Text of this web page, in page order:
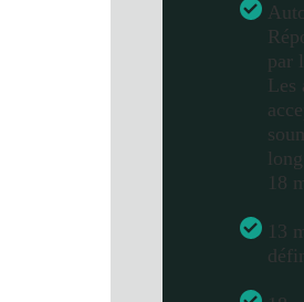
par
Les
18
13